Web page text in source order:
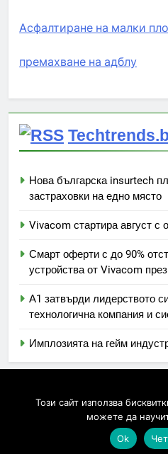
Асфалтиране на малки
премахване на адблу
Нова българска insurtech
застраховки на едно място
Vivacom стартира август с
Смарт оферти с до 90%
устройства от Vivacom през
А1 затвърди лидерството
технологична компания и
Имплозията на гейм
Този сайт използва
можете да
Ok